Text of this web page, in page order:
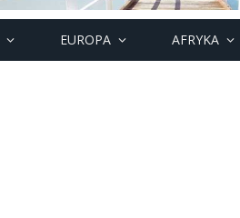
EUROPA AFRYKA